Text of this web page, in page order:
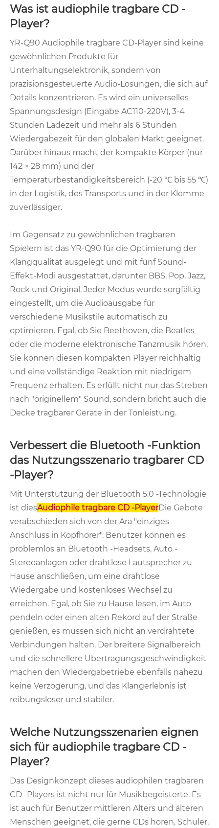
Was ist audiophile tragbare CD -
Player?
YR-Q90 Audiophile tragbare CD-Player sind keine
gewöhnlichen Produkte für
Unterhaltungselektronik, sondern von
präzisionsgesteuerte Audio-Lösungen, die sich auf
Details konzentrieren. Es wird ein universelles
Spannungsdesign (Eingabe AC110-220V), 3-4
Stunden Ladezeit und mehr als 6 Stunden
Wiedergabezeit für den globalen Markt geeignet.
Darüber hinaus macht der kompakte Körper (nur
142 × 28 mm) und der
Temperaturbeständigkeitsbereich (-20 ℃ bis 55 ℃)
in der Logistik, des Transports und in der Klemme
zuverlässiger.
Im Gegensatz zu gewöhnlichen tragbaren
Spielern ist das YR-Q90 für die Optimierung der
Klangqualität ausgelegt und mit fünf Sound-
Effekt-Modi ausgestattet, darunter BBS, Pop, Jazz,
Rock und Original. Jeder Modus wurde sorgfältig
eingestellt, um die Audioausgabe für
verschiedene Musikstile automatisch zu
optimieren. Egal, ob Sie Beethoven, die Beatles
oder die moderne elektronische Tanzmusik hören,
Sie können diesen kompakten Player reichhaltig
und eine vollständige Reaktion mit niedrigem
Frequenz erhalten. Es erfüllt nicht nur das Streben
nach "originellem" Sound, sondern bricht auch die
Decke tragbarer Geräte in der Tonleistung.
Verbessert die Bluetooth -Funktion
das Nutzungsszenario tragbarer CD
-Player?
Mit Unterstützung der Bluetooth 5.0 -Technologie
ist diesAudiophile tragbare CD -PlayerDie Gebote
verabschieden sich von der Ära "einziges
Anschluss in Kopfhörer". Benutzer können es
problemlos an Bluetooth -Headsets, Auto -
Stereoanlagen oder drahtlose Lautsprecher zu
Hause anschließen, um eine drahtlose
Wiedergabe und kostenloses Wechsel zu
erreichen. Egal, ob Sie zu Hause lesen, im Auto
pendeln oder einen alten Rekord auf der Straße
genießen, es müssen sich nicht an verdrahtete
Verbindungen halten. Der breitere Signalbereich
und die schnellere Übertragungsgeschwindigkeit
machen den Wiedergabetriebe ebenfalls nahezu
keine Verzögerung, und das Klangerlebnis ist
reibungsloser und stabiler.
Welche Nutzungsszenarien eignen
sich für audiophile tragbare CD -
Player?
Das Designkonzept dieses audiophilen tragbaren
CD -Players ist nicht nur für Musikbegeisterte. Es
ist auch für Benutzer mittleren Alters und älteren
Menschen geeignet, die gerne CDs hören, Schüler,